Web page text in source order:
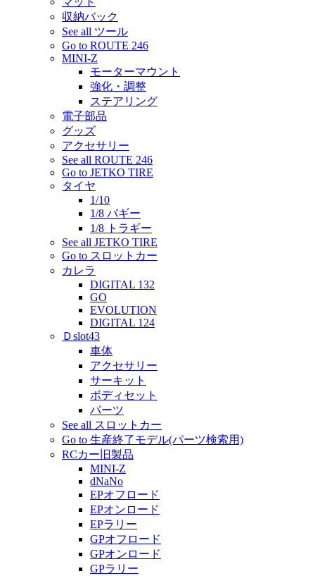
収納バック
See all ツール
Go to ROUTE 246
MINI-Z
モーターマウント
強化・調整
ステアリング
電子部品
グッズ
アクセサリー
See all ROUTE 246
Go to JETKO TIRE
タイヤ
1/10
1/8 バギー
1/8 トラギー
See all JETKO TIRE
Go to スロットカー
カレラ
DIGITAL 132
GO
EVOLUTION
DIGITAL 124
Ｄslot43
車体
アクセサリー
サーキット
ボディセット
パーツ
See all スロットカー
Go to 生産終了モデル(パーツ検索用)
RCカー旧製品
MINI-Z
dNaNo
EPオフロード
EPオンロード
EPラリー
GPオフロード
GPオンロード
GPラリー